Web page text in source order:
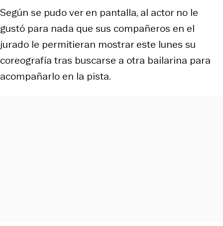
Según se pudo ver en pantalla, al actor no le
gustó para nada que sus compañeros en el
jurado le permitieran mostrar este lunes su
coreografía tras buscarse a otra bailarina para
acompañarlo en la pista.